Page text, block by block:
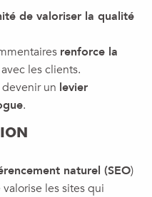
de valoriser la qualité
renforce la
avec les clients.
un levier
.
naturel (SEO)
les sites qui